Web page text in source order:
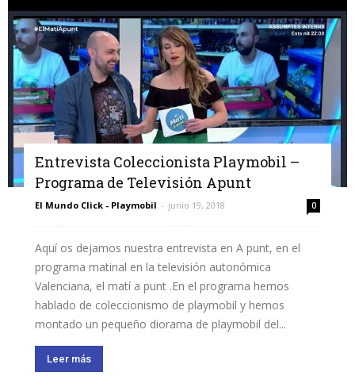
Entrevista Coleccionista Playmobil –
Programa de Televisión Apunt
El Mundo Click - Playmobil - junio 19, 2018 0
Aquí os dejamos nuestra entrevista en A punt, en el
programa matinal en la televisión autonómica
Valenciana, el matí a punt .En el programa hemos
hablado de coleccionismo de playmobil y hemos
montado un pequeño diorama de playmobil del...
Leer más